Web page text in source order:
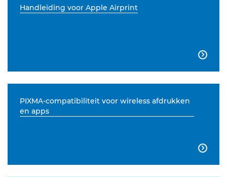
Handleiding voor Apple Airprint

PIXMA-compatibiliteit voor wireless afdrukken
en apps
